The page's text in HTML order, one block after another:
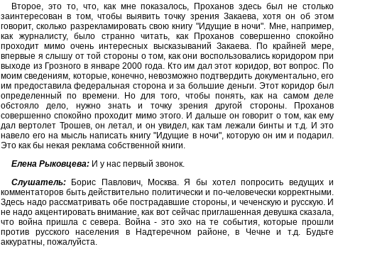
Второе, это то, что, как мне показалось, Проханов здесь был не столько
заинтересован в том, чтобы выявить точку зрения Закаева, хотя он об этом
говорит, сколько разрекламировать свою книгу "Идущие в ночи". Мне, например,
как журналисту, было странно читать, как Проханов совершенно спокойно
проходит мимо очень интересных высказываний Закаева. По крайней мере,
впервые я слышу от той стороны о том, как они воспользовались коридором при
выходе из Грозного в январе 2000 года. Кто им дал этот коридор, вот вопрос. По
моим сведениям, которые, конечно, невозможно подтвердить документально, его
им предоставила федеральная сторона и за большие деньги. Этот коридор был
определенный по времени. Но для того, чтобы понять, как на самом деле
обстояло дело, нужно знать и точку зрения другой стороны. Проханов
совершенно спокойно проходит мимо этого. И дальше он говорит о том, как ему
дал вертолет Трошев, он летал, и он увидел, как там лежали бинты и т.д. И это
навело его на мысль написать книгу "Идущие в ночи", которую он им и подарил.
Это как бы некая реклама собственной книги.
Елена Рыковцева: И у нас первый звонок.
Слушатель: Борис Павлович, Москва. Я бы хотел попросить ведущих и
комментаторов быть действительно политически и по-человечески корректными.
Здесь надо рассматривать обе пострадавшие стороны, и чеченскую и русскую. И
не надо акцентировать внимание, как вот сейчас приглашенная девушка сказала,
что война пришла с севера. Война - это эхо на те события, которые прошли
против русского населения в Надтеречном районе, в Чечне и т.д. Будьте
аккуратны, пожалуйста.